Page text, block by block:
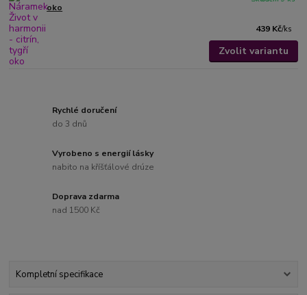
oko
439 Kč/ks
Zvolit variantu
Rychlé doručení
do 3 dnů
Vyrobeno s energií lásky
nabito na kříšťálové drúze
Doprava zdarma
nad 1500 Kč
Kompletní specifikace